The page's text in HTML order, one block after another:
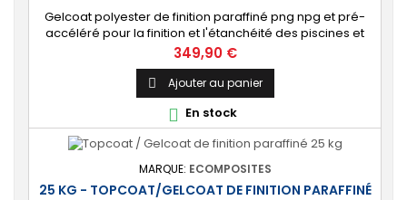
Gelcoat polyester de finition paraffiné png npg et pré-
accéléré pour la finition et l'étanchéité des piscines et
bassins. [Finition] : Fournit une couche extérieure lisse
brillante qualité immersion. [Étanche] : Étanchéifie votre
stratification résine et fibre de verre. Livré avec son
catalyseur PMEC 50 cl
Prix
349,90 €
 Ajouter au panier
 En stock
MARQUE: ECOMPOSITES
25 KG - TOPCOAT/GELCOAT DE FINITION PARAFFINÉ